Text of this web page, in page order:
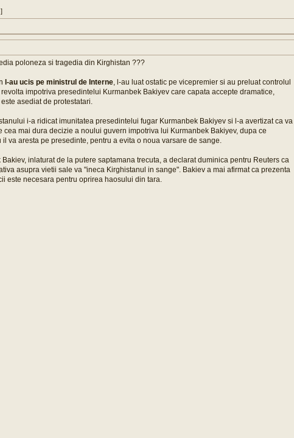
poloneza si tragedia din Kirghistan ???
l-au ucis pe ministrul de Interne, l-au luat ostatic pe vicepremier si au preluat controlul
impotriva presedintelui Kurmanbek Bakiyev care capata accepte dramatice,
asediat de protestatari.
i-a ridicat imunitatea presedintelui fugar Kurmanbek Bakiyev si l-a avertizat ca va
cea mai dura decizie a noului guvern impotriva lui Kurmanbek Bakiyev, dupa ce
va aresta pe presedinte, pentru a evita o noua varsare de sange.
inlaturat de la putere saptamana trecuta, a declarat duminica pentru Reuters ca
asupra vietii sale va "ineca Kirghistanul in sange". Bakiev a mai afirmat ca prezenta
este necesara pentru oprirea haosului din tara.